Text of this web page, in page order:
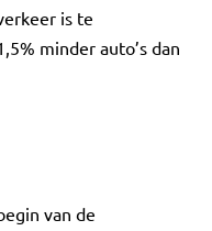
is te
minder auto’s dan
van de